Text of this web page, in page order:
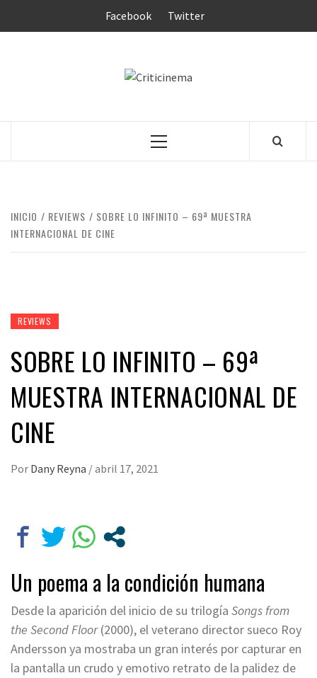
Facebook Twitter
Menú
INICIO REVIEWS
SOBRE LO INFINITO – 69ª MUESTRA
INTERNACIONAL DE CINE
REVIEWS
SOBRE LO INFINITO – 69ª
MUESTRA INTERNACIONAL DE
CINE
Por Dany Reyna /abril 17, 2021
Un poema a la condición humana
Desde la aparición del inicio de su trilogía Songs from
the Second Floor(2000), el veterano director sueco Roy
Andersson ya mostraba un gran interés por capturar en
la pantalla un crudo y emotivo retrato de la palidez de